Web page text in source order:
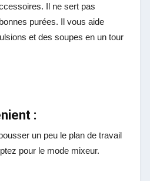
Il ne sert pas
purées. Il vous aide
et des soupes en un tour
:
un peu le plan de travail
pour le mode mixeur.